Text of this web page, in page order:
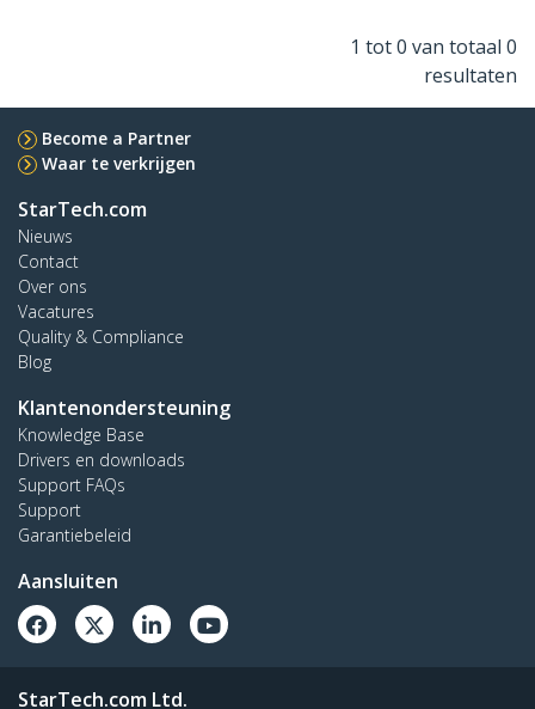
1 tot 0 van totaal 0
resultaten
Become a Partner
Waar te verkrijgen
StarTech.com
Nieuws
Contact
Over ons
Vacatures
Quality & Compliance
Blog
Klantenondersteuning
Knowledge Base
Drivers en downloads
Support FAQs
Support
Garantiebeleid
Aansluiten
StarTech.com Ltd.